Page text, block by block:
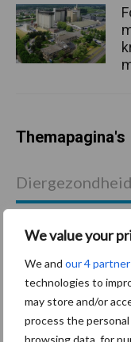
We value your
We and our 4
technologies to
may store and/or
process the personal
browsing data, for
Themapagina's
Diergezondheid
Mastitis